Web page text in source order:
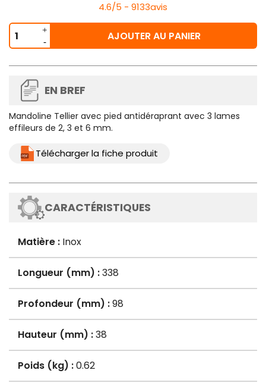
4.6/5 - 9133avis
AJOUTER AU PANIER
EN BREF
Mandoline Tellier avec pied antidéraprant avec 3 lames
effileurs de 2, 3 et 6 mm.
Télécharger la fiche produit
CARACTÉRISTIQUES
Matière : Inox
Longueur (mm) :338
Profondeur (mm) :98
Hauteur (mm) :38
Poids (kg) :0.62